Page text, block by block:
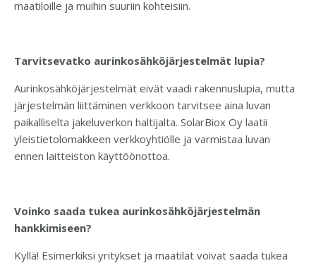
maatiloille ja muihin suuriin kohteisiin.
Tarvitsevatko aurinkosähköjärjestelmät lupia?
Aurinkosähköjärjestelmät eivät vaadi rakennuslupia, mutta
järjestelmän liittäminen verkkoon tarvitsee aina luvan
paikalliselta jakeluverkon haltijalta. SolarBiox Oy laatii
yleistietolomakkeen verkkoyhtiölle ja varmistaa luvan
ennen laitteiston käyttöönottoa.
Voinko saada tukea aurinkosähköjärjestelmän
hankkimiseen?
Kyllä! Esimerkiksi yritykset ja maatilat voivat saada tukea